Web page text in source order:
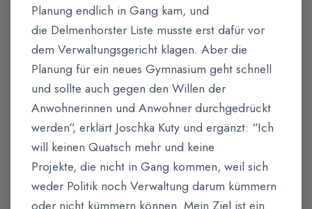
Planung endlich in Gang kam, und
die Delmenhorster Liste musste erst dafür vor
dem Verwaltungsgericht klagen. Aber die
Planung für ein neues Gymnasium geht schnell
und sollte auch gegen den Willen der
Anwohnerinnen und Anwohner durchgedrückt
werden“, erklärt Joschka Kuty und ergänzt: “Ich
will keinen Quatsch mehr und keine
Projekte, die nicht in Gang kommen, weil sich
weder Politik noch Verwaltung darum kümmern